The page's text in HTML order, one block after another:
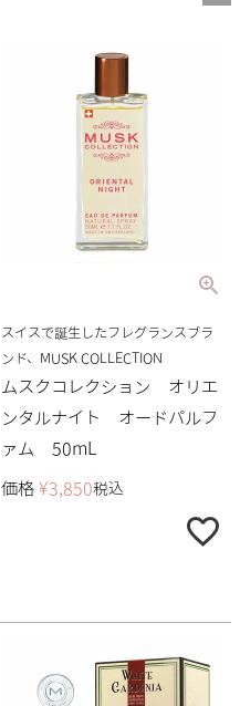
スイスで誕生したフレグランスブラ
ンド、MUSK COLLECTION
ムスクコレクション オリエ
ンタルナイト オードパルフ
ァム 50mL
価格 ¥3,850税込